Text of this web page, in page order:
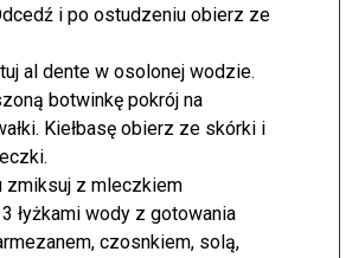
i po ostudzeniu obierz ze
al dente w osolonej wodzie.
botwinkę pokrój na
Kiełbasę obierz ze skórki i
zmiksuj z mleczkiem
łyżkami wody z gotowania
czosnkiem, solą,